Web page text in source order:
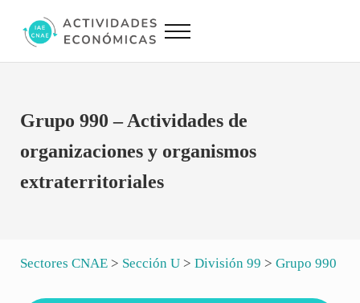
Actividades Económicas IAE CNAE
Menu
Grupo 990 – Actividades de
organizaciones y organismos
extraterritoriales
Sectores CNAE> Sección U> División 99 > Grupo 990